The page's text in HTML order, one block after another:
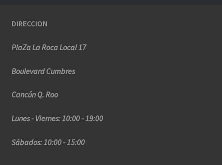
DIRECCION
PlaZa La Roca Local 17
Boulevard Cumbres
Cancún Q. Roo
Lunes - Viernes: 10:00 - 19:00
Sábados: 10:00 - 15:00